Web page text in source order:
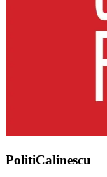
PolitiCalinescu